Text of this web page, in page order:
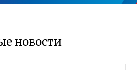
новости